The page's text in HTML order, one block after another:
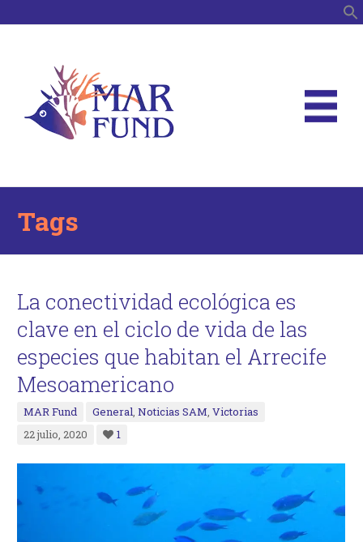
Tags
La conectividad ecológica es
clave en el ciclo de vida de las
especies que habitan el Arrecife
Mesoamericano
MAR Fund General,Noticias SAM,Victorias
22 julio, 2020
1